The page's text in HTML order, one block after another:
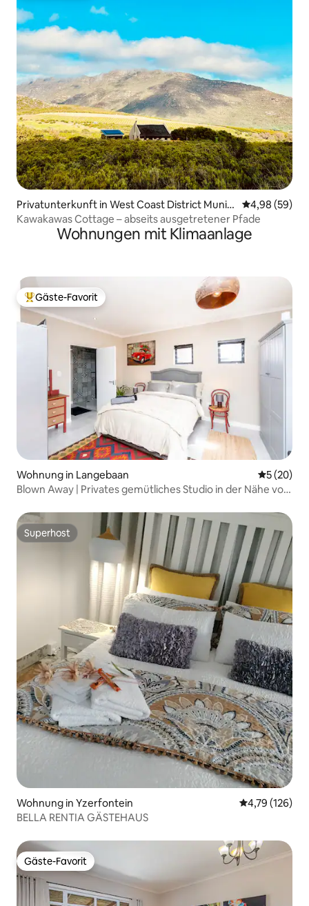
Privatunterkunft in West Coast District Munici
pality
4,98 (59)
Kawakawas Cottage – abseits ausgetretener Pfade
Wohnungen mit Klimaanlage
Beliebter Gäste-Favorit.
Gäste-Favorit
Wohnung in Langebaan
5 (20)
Blown Away | Privates gemütliches Studio in der Nähe von
Superhost
Superhost
Wohnung in Yzerfontein
4,79 (126)
BELLA RENTIA GÄSTEHAUS
Gäste-Favorit
Gäste-Favorit